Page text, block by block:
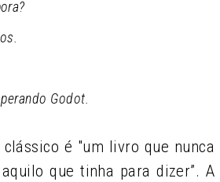
Godot.
é "um livro que nunca
que tinha para dizer”. A